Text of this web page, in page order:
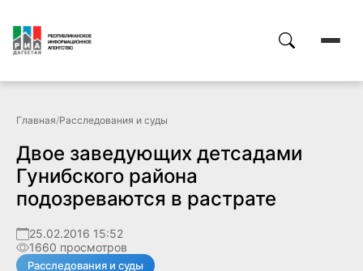
Главная/Расследования и суды
Двое заведующих детсадами
Гунибского района
подозреваются в растрате
25.02.2016 15:52
1660 просмотров
Расследования и суды